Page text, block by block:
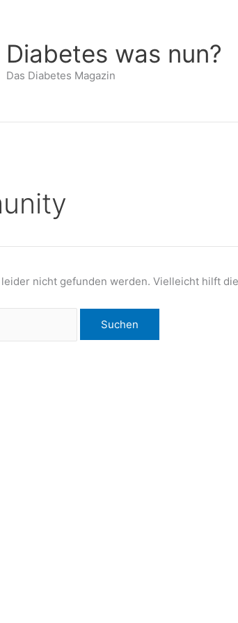
Diabetes was nun?
Das Diabetes Magazin
nicht gefunden werden. Vielleicht hilft